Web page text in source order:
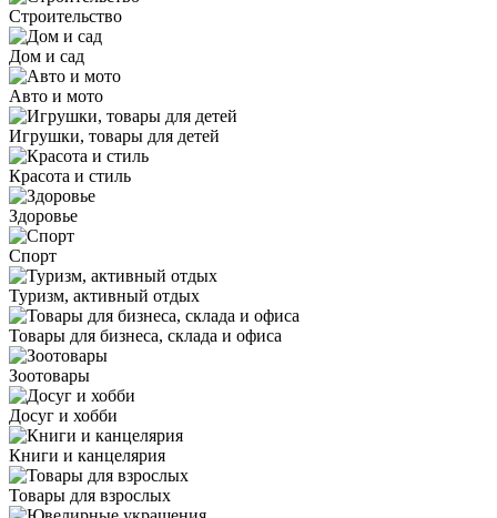
Строительство
Дом и сад
Авто и мото
Игрушки, товары для детей
Красота и стиль
Здоровье
Спорт
Туризм, активный отдых
Товары для бизнеса, склада и офиса
Зоотовары
Досуг и хобби
Книги и канцелярия
Товары для взрослых